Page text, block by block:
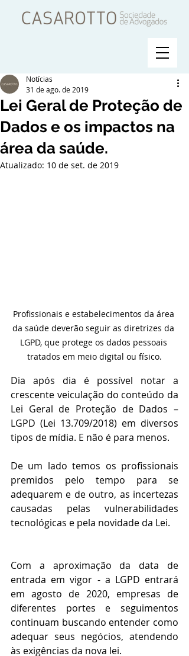
Lei Geral de Proteção de
Dados e os impactos na
área da saúde.
Notícias
31 de ago. de 2019
Atualizado: 10 de set. de 2019
Profissionais e estabelecimentos da área
da saúde deverão seguir as diretrizes da
LGPD, que protege os dados pessoais
tratados em meio digital ou físico.
Dia após dia é possível notar a
crescente veiculação do conteúdo da
Lei Geral de Proteção de Dados –
LGPD (Lei 13.709/2018) em diversos
tipos de mídia. E não é para menos.
De um lado temos os profissionais
premidos pelo tempo para se
adequarem e de outro, as incertezas
causadas pelas vulnerabilidades
tecnológicas e pela novidade da Lei.
Com a aproximação da data de
entrada em vigor - a LGPD entrará
em agosto de 2020, empresas de
diferentes portes e seguimentos
continuam buscando entender como
adequar seus negócios, atendendo
às exigências da nova lei.